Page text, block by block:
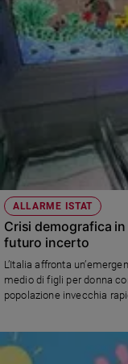
ALLARME ISTAT
Crisi demografica
futuro incerto
L’Italia affronta
medio di figli per donna
popolazione invecchia
lancia un appello per